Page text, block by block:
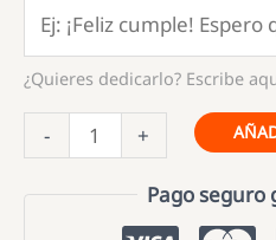
¿Quieres dedicarlo? Escribe
-
Lapicero
calcetín
de
+
Pago seguro